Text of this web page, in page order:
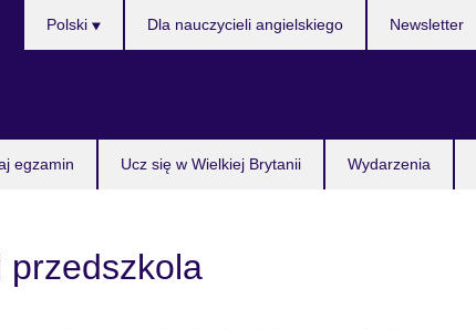
egzamin Ucz się w Wielkiej Brytanii Wydarzenia
Polski Dla nauczycieli angielskiego Newsletter
przedszkola